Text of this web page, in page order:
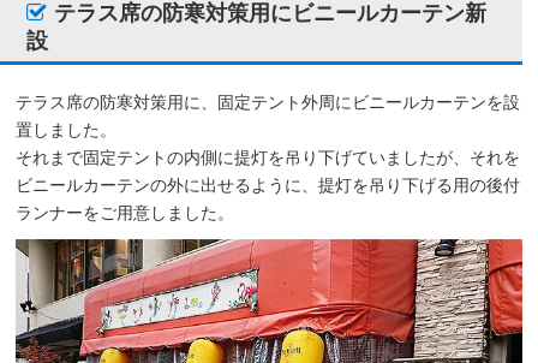
テラス席の防寒対策用にビニールカーテン新
設
テラス席の防寒対策用に、固定テント外周にビニールカーテンを設
置しました。
それまで固定テントの内側に提灯を吊り下げていましたが、それを
ビニールカーテンの外に出せるように、提灯を吊り下げる用の後付
ランナーをご用意しました。